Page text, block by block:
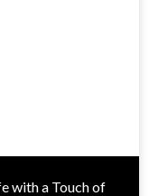
with a Touch of